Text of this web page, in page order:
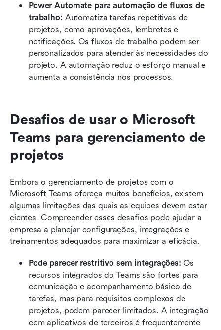
Power Automate para automação de fluxos de
trabalho: Automatiza tarefas repetitivas de
projetos, como aprovações, lembretes e
notificações. Os fluxos de trabalho podem ser
personalizados para atender às necessidades do
projeto. A automação reduz o esforço manual e
aumenta a consistência nos processos.
Desafios de usar o Microsoft
Teams para gerenciamento de
projetos
Embora o gerenciamento de projetos com o
Microsoft Teams ofereça muitos benefícios, existem
algumas limitações das quais as equipes devem estar
cientes. Compreender esses desafios pode ajudar a
empresa a planejar configurações, integrações e
treinamentos adequados para maximizar a eficácia.
Pode parecer restritivo sem integrações: Os
recursos integrados do Teams são fortes para
comunicação e acompanhamento básico de
tarefas, mas para requisitos complexos de
projetos, podem parecer limitados. A integração
com aplicativos de terceiros é frequentemente